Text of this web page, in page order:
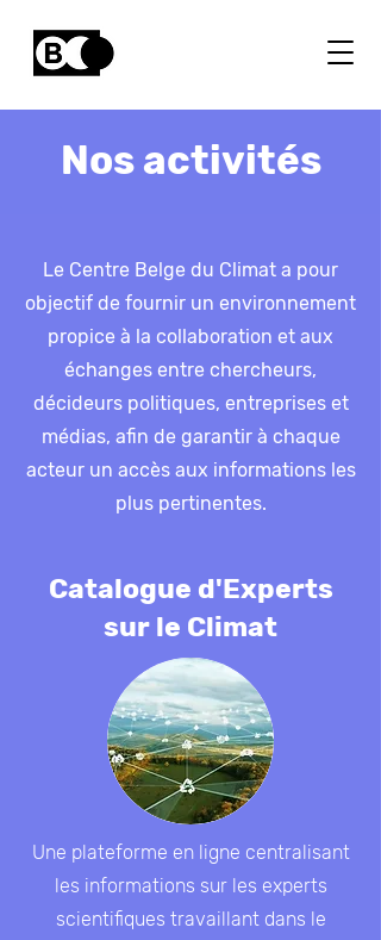
Nos activités
Le Centre Belge du Climat a pour
objectif de fournir un environnement
propice à la collaboration et aux
échanges entre chercheurs,
décideurs politiques, entreprises et
médias, afin de garantir à chaque
acteur un accès aux informations les
plus pertinentes.
Catalogue d'Experts
sur le Climat
Une plateforme en ligne centralisant
les informations sur les experts
scientifiques travaillant dans le